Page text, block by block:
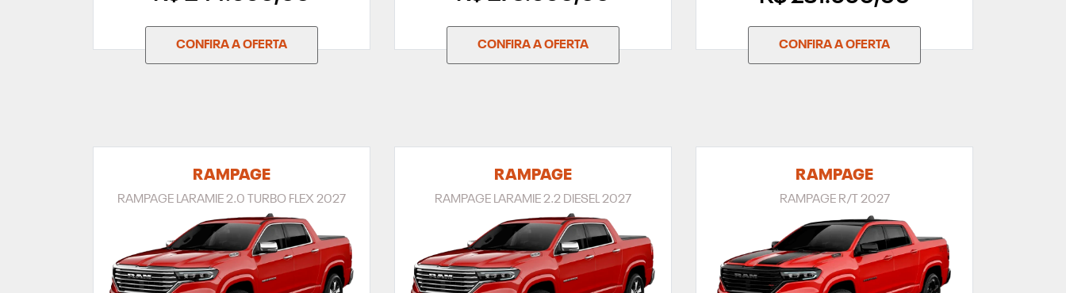
CONFIRA A OFERTA CONFIRA A OFERTA CONFIRA A OFERTA
RAMPAGE
RAMPAGE LARAMIE 2.0 TURBO FLEX 2027
RAMPAGE
RAMPAGE LARAMIE 2.2 DIESEL 2027
RAMPAGE
RAMPAGE R/T 2027